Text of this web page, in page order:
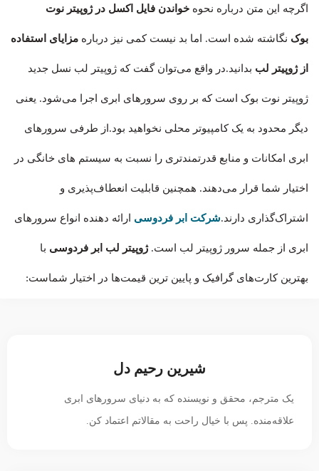
اگرچه این متن درباره نحوه خواندن فایل اکسل در ژوپیتر نوت
بوک نگاشته شده است. اما بد نیست کمی نیز درباره مزایای استفاده
از ژوپیتر لب بدانید.در واقع می‌توان گفت که ژوپیتر لب نسل جدید
ژوپیتر نوت بوک است که بر روی سرورهای ابری اجرا می‌شود. یعنی
دیگر محدود به یک کامپیوتر محلی نخواهید بود.از طرفی سرورهای
ابری امکانات و منابع قدرتمندتری را نسبت به سیستم های خانگی در
اختیار شما قرار می‌دهند. همچنین قابلیت انعطاف‌پذیری و
اشتراک‌گذاری دارند.شرکت ابر فردوسی ارائه دهنده انواع سرورهای
ابری از جمله سرور ژوپیتر لب است. ژوپیتر لب ابر فردوسی با
بهترین کارت‌های گرافیک و پایین ترین قیمت‌ها در اختیار شماست:
شیرین رحیم دل
یک مترجم، محقق و نویسنده که به دنیای سرورهای ابری
علاقه‌منده. پس با خیال راحت به مقالاتم اعتماد کن.